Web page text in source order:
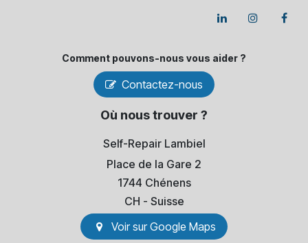
Comment pouvons-​nous vous aider ?
Contactez-nous
Où nous trouver ?
Self-Repair Lambiel
Place de la Gare 2
1744 Chénens
​CH - Suisse
Voir sur Go​​ogle Maps